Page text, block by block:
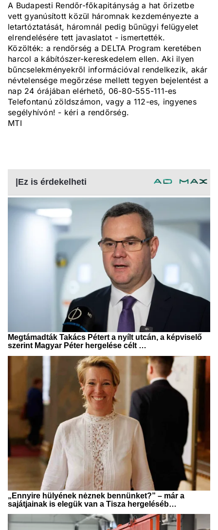
A Budapesti Rendőr-főkapitányság a hat őrizetbe
vett gyanúsított közül háromnak kezdeményezte a
letartóztatását, háromnál pedig bűnügyi felügyelet
elrendelésére tett javaslatot - ismertették.
Közölték: a rendőrség a DELTA Program keretében
harcol a kábítószer-kereskedelem ellen. Aki ilyen
bűncselekményekről információval rendelkezik, akár
névtelensége megőrzése mellett tegyen bejelentést a
nap 24 órájában elérhető, 06-80-555-111-es
Telefontanú zöldszámon, vagy a 112-es, ingyenes
segélyhívón! - kéri a rendőrség.
MTI